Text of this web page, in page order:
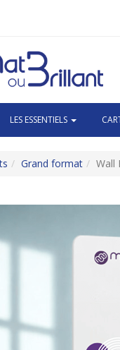
LES ESSENTIELS
Grand format Wall